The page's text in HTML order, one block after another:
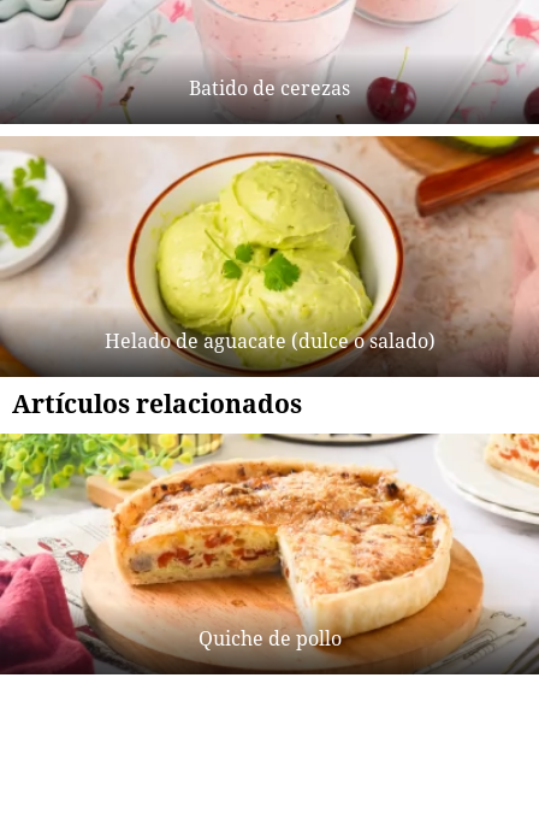
Batido de cerezas
Helado de aguacate (dulce o salado)
Artículos relacionados
Quiche de pollo